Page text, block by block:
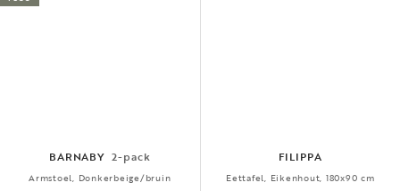
BARNABY 2-pack
Armstoel, Donkerbeige/bruin
FILIPPA
Eettafel, Eikenhout, 180x90 cm